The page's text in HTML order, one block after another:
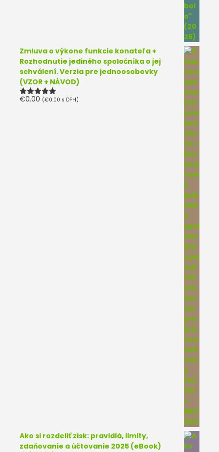
Zmluva o výkone funkcie konateľa +
Rozhodnutie jediného spoločníka o jej
schválení. Verzia pre jednoosobovky
(VZOR + NÁVOD)
Hodnotenie
€0.00 (€0.00 s DPH)
Ako si rozdeliť zisk: pravidlá, limity,
zdaňovanie a účtovanie 2025 (eBook)